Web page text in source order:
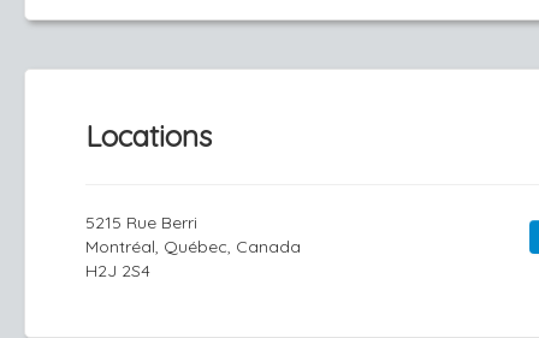
Locations
5215 Rue Berri
Montréal, Québec, Canada
H2J 2S4